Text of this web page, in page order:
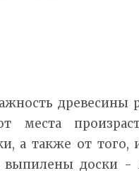
древесины
места
а также от того,
выпилены доски -